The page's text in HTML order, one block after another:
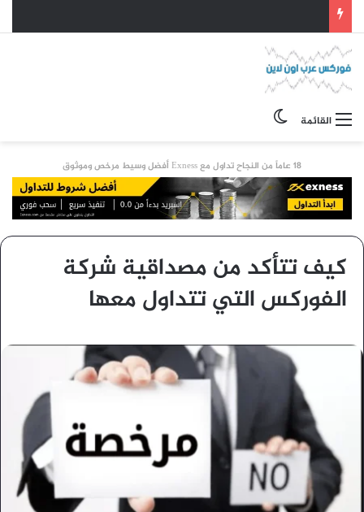
القائمة
18 عاماً من النجاح تداول مع Exness أفضل وسيط مرخص وموثوق
كيف تتأكد من مصداقية شركة
الفوركس التي تتداول معها